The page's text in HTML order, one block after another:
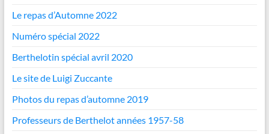
Le repas d’Automne 2022
Numéro spécial 2022
Berthelotin spécial avril 2020
Le site de Luigi Zuccante
Photos du repas d’automne 2019
Professeurs de Berthelot années 1957-58